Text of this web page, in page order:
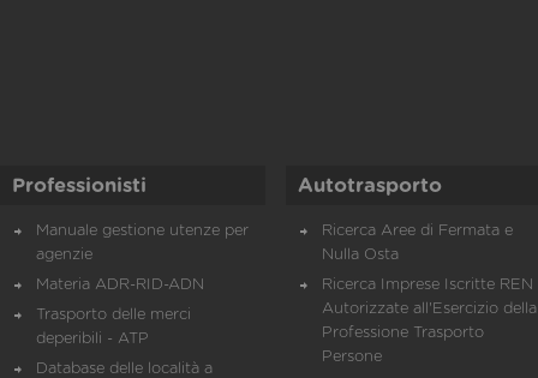
Professionisti
Manuale gestione utenze per
agenzie
Materia ADR-RID-ADN
Trasporto delle merci
deperibili - ATP
Database delle località a
Autotrasporto
Ricerca Aree di Fermata e
Nulla Osta
Ricerca Imprese Iscritte REN
Autorizzate all'Esercizio della
Professione Trasporto
Persone